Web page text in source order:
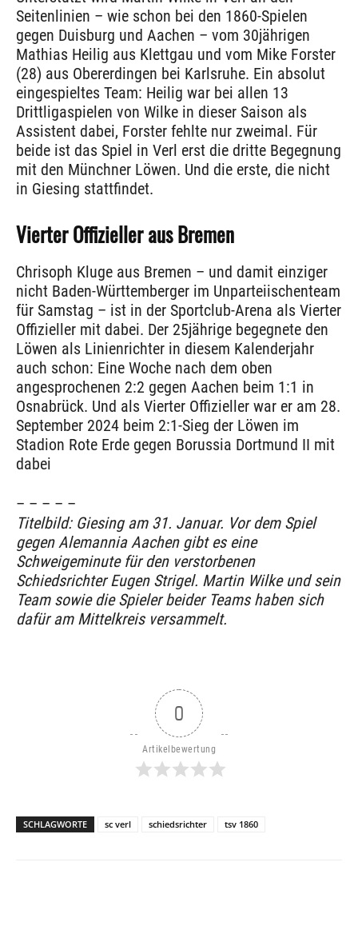
Seitenlinien – wie schon bei den 1860-Spielen
gegen Duisburg und Aachen – vom 30jährigen
Mathias Heilig aus Klettgau und vom Mike Forster
(28) aus Obererdingen bei Karlsruhe. Ein absolut
eingespieltes Team: Heilig war bei allen 13
Drittligaspielen von Wilke in dieser Saison als
Assistent dabei, Forster fehlte nur zweimal. Für
beide ist das Spiel in Verl erst die dritte Begegnung
mit den Münchner Löwen. Und die erste, die nicht
in Giesing stattfindet.
Vierter Offizieller aus Bremen
Chrisoph Kluge aus Bremen – und damit einziger
nicht Baden-Württemberger im Unparteiischenteam
für Samstag – ist in der Sportclub-Arena als Vierter
Offizieller mit dabei. Der 25jährige begegnete den
Löwen als Linienrichter in diesem Kalenderjahr
auch schon: Eine Woche nach dem oben
angesprochenen 2:2 gegen Aachen beim 1:1 in
Osnabrück. Und als Vierter Offizieller war er am 28.
September 2024 beim 2:1-Sieg der Löwen im
Stadion Rote Erde gegen Borussia Dortmund II mit
dabei
– – – – –
Titelbild: Giesing am 31. Januar. Vor dem Spiel
gegen Alemannia Aachen gibt es eine
Schweigeminute für den verstorbenen
Schiedsrichter Eugen Strigel. Martin Wilke und sein
Team sowie die Spieler beider Teams haben sich
dafür am Mittelkreis versammelt.
0
Artikelbewertung
SCHLAGWORTE sc verl schiedsrichter tsv 1860